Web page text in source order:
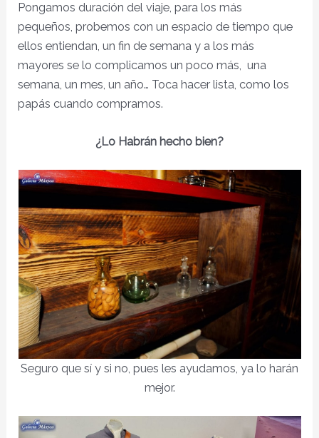
Pongamos duración del viaje, para los más
pequeños, probemos con un espacio de tiempo que
ellos entiendan, un fin de semana y a los más
mayores se lo complicamos un poco más, una
semana, un mes, un año… Toca hacer lista, como los
papás cuando compramos.
¿Lo Habrán hecho bien?
Seguro que sí y si no, pues les ayudamos, ya lo harán
mejor.